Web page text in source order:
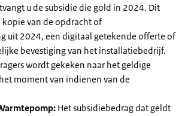
u de subsidie die gold in 2024. Dit
kopie van de opdracht of
uit 2024, een digitaal getekende offerte of
bevestiging van het installatiebedrijf.
wordt gekeken naar het geldige
moment van indienen van de
Het subsidiebedrag dat geldt